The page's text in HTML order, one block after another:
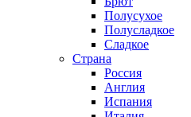
Полусухое
Полусладкое
Сладкое
Страна
Россия
Англия
Испания